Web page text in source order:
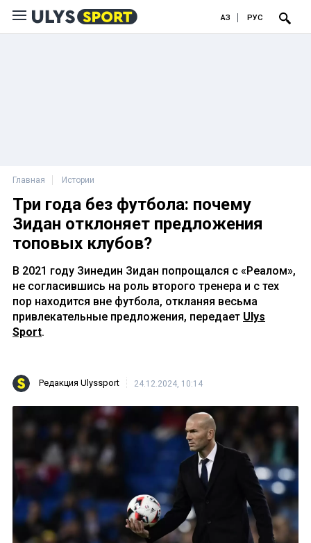
ҚАЗ РУС
Главная Истории
Три года без футбола: почему
Зидан отклоняет предложения
топовых клубов?
В 2021 году Зинедин Зидан попрощался с «Реалом»,
не согласившись на роль второго тренера и с тех
пор находится вне футбола, откланяя весьма
привлекательные предложения, передает Ulys
Sport.
Редакция Ulyssport 24.12.2024, 10:14